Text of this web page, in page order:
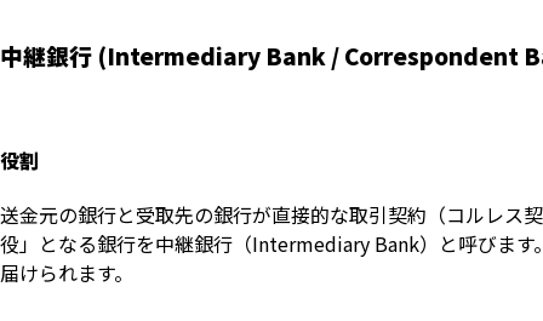
中継銀行 (Intermediary Bank / Correspondent
役割
送金元の銀行と受取先の銀行が直接的な取引契約（コルレス
役」となる銀行を中継銀行（Intermediary Bank）と呼びま
届けられます。